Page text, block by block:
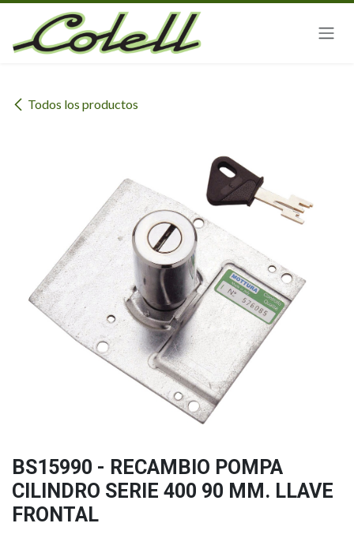
Ir al contenido
Todos los productos
BS15990 - RECAMBIO POMPA
CILINDRO SERIE 400 90 MM. LLAVE
FRONTAL